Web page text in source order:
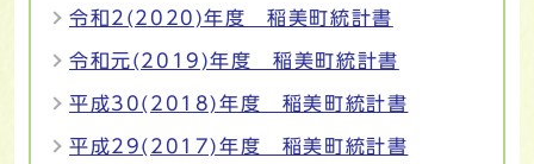
令和2(2020)年度 稲美町統計書
令和元(2019)年度 稲美町統計書
平成30(2018)年度 稲美町統計書
平成29(2017)年度 稲美町統計書